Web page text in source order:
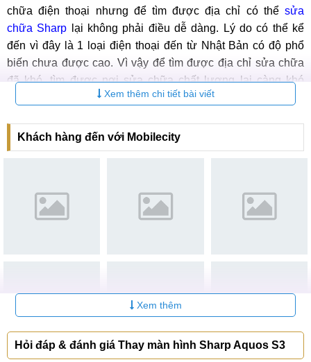
chữa điện thoại nhưng để tìm được địa chỉ có thể sửa
chữa Sharp lại không phải điều dễ dàng. Lý do có thể kể
đến vì đây là 1 loại điện thoại đến từ Nhật Bản có độ phổ
biến chưa được cao. Vì vậy để tìm được địa chỉ sửa chữa
đã khó, tìm được nơi sửa chữa chất lượng lại càng khó
Luôn mang đến sự hài lòng và cập nhật mọi yêu cầu của
khách hàng, MobileCity là 1 trung những địa chỉ thay màn
về sự hài lòng về những trải nhiệm và dịch vụ sử dụng tại
trung tâm, chắc chắn bạn sẽ không hối hận với quyết định
Cam kết về dịch vụ khi khách hàng sửa chữa tại
MobileCity
Mời bạn tham khảo dịch vụ thay mặt kính cảm ứng Sharp
Xem thêm chi tiết bài viết
Khách hàng đến với Mobilecity
Xem thêm
Hỏi đáp & đánh giá Thay màn hình Sharp Aquos S3